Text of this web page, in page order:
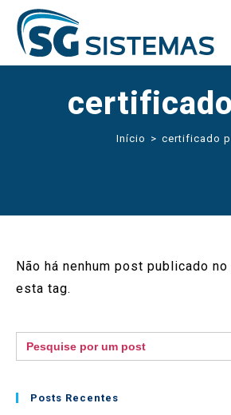
Início > certificado
Não há nenhum post publicado
esta tag.
Search
for:
Posts Recentes